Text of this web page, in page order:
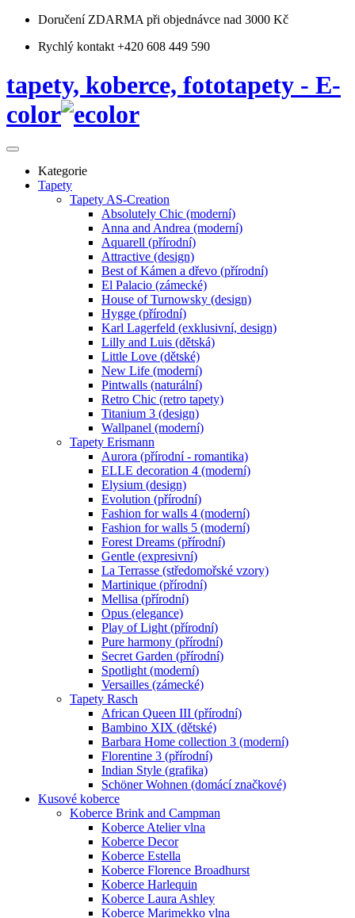
Doručení ZDARMA při objednávce nad 3000 Kč
Rychlý kontakt +420 608 449 590
tapety, koberce, fototapety - E-
color
Kategorie
Tapety
Tapety AS-Creation
Absolutely Chic (moderní)
Anna and Andrea (moderní)
Aquarell (přírodní)
Attractive (design)
Best of Kámen a dřevo (přírodní)
El Palacio (zámecké)
House of Turnowsky (design)
Hygge (přírodní)
Karl Lagerfeld (exklusivní, design)
Lilly and Luis (dětská)
Little Love (dětské)
New Life (moderní)
Pintwalls (naturální)
Retro Chic (retro tapety)
Titanium 3 (design)
Wallpanel (moderní)
Tapety Erismann
Aurora (přírodní - romantika)
ELLE decoration 4 (moderní)
Elysium (design)
Evolution (přírodní)
Fashion for walls 4 (moderní)
Fashion for walls 5 (moderní)
Forest Dreams (přírodní)
Gentle (expresivní)
La Terrasse (středomořské vzory)
Martinique (přírodní)
Mellisa (přírodní)
Opus (elegance)
Play of Light (přírodní)
Pure harmony (přírodní)
Secret Garden (přírodní)
Spotlight (moderní)
Versailles (zámecké)
Tapety Rasch
African Queen III (přírodní)
Bambino XIX (dětské)
Barbara Home collection 3 (moderní)
Florentine 3 (přírodní)
Indian Style (grafika)
Schöner Wohnen (domácí značkové)
Kusové koberce
Koberce Brink and Campman
Koberce Atelier vlna
Koberce Decor
Koberce Estella
Koberce Florence Broadhurst
Koberce Harlequin
Koberce Laura Ashley
Koberce Marimekko vlna